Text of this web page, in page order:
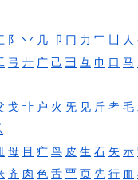
阝 丷 几 卩 冂 力 冖 人
弓 廾 广 己 彐 彑 巾 口 马
戈 卝 户 火 旡 见 斤 耂 毛
母 目 疒 鸟 皮 生 石 矢 示
齐 肉 色 舌 覀 页 先 行 血